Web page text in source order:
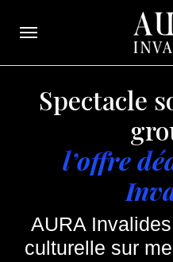
Ouvrir la navigation
Spectacle
l’offre
AURA
culturelle sur